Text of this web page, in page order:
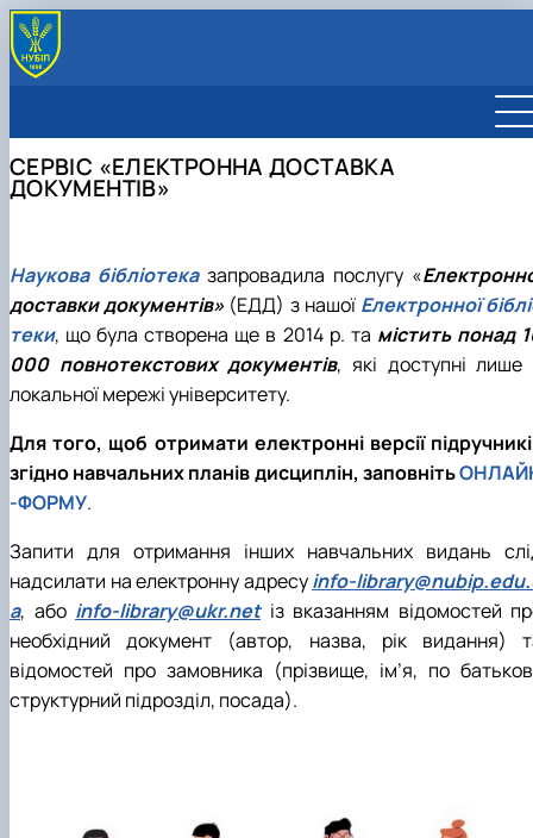
Бібліотека сьогодні
З історії бібліотеки
Керівництво бібліотеки
філія у навчальному корпусі № 6
філія у навчальному корпусі № 12
філія у навчальному корпусі № 11
Філія у навчальному корпусі № 10
АВТОРУ
Авторські договори
eNULESIR - Електронна бібліотека
Онлайн сервіси для перевірки на плагіат
Депозитарна бібліотека FAO
Визначення індексів УДК
Підготовка, оформлення та видання навчальної
літератури
ЧИТАЧУ
Сервіс «Що почитати»
Кваліфікаційні роботи НУБіП України
Служба інформаційного моніторингу
DGLIBRARY
СЕРВІС «ЕЛЕКТРОННА ДОСТАВКА
ДОКУМЕНТІВ»
Наукова бібліотеказапровадила послугу «
доставки документів» (ЕДД) з нашої Електронної
теки, що була створена ще в 2014 р. та містить понад
000 повнотекстових документів, які доступні лише
локальної мережі університету.
Для того, щоб отримати електронні версії
згідно навчальних планів дисциплін, заповніть
-ФОРМУ.
Запити для отримання інших навчальних видань
надсилати на електронну адресуinfo-
a, або info-library@ukr.netіз вказанням відомостей
необхідний документ (автор, назва, рік видання)
відомостей про замовника (прізвище, ім’я, по
структурний підрозділ, посада).